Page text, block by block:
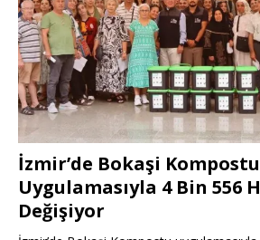
İzmir’de Bokaşi Kompostu
Uygulamasıyla 4 Bin 556
Değişiyor